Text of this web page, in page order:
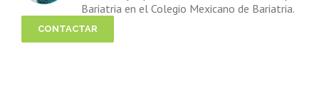
Bariatria en el Colegio Mexicano de Bariatria.
CONTACTAR